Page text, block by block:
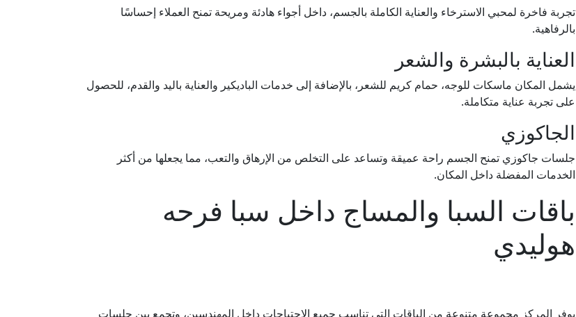
تجربة فاخرة لمحبي الاسترخاء والعناية الكاملة بالجسم، داخل أجواء هادئة ومريحة تمنح العملاء إحساسًا
بالرفاهية.
العناية بالبشرة والشعر
يشمل المكان ماسكات للوجه، حمام كريم للشعر، بالإضافة إلى خدمات الباديكير والعناية باليد والقدم، للحصول
على تجربة عناية متكاملة.
الجاكوزي
جلسات جاكوزي تمنح الجسم راحة عميقة وتساعد على التخلص من الإرهاق والتعب، مما يجعلها من أكثر
الخدمات المفضلة داخل المكان.
باقات السبا والمساج داخل سبا فرحه
هوليدي
يوفر المركز مجموعة متنوعة من الباقات التي تناسب جميع الاحتياجات داخل المهندسين، وتجمع بين جلسات